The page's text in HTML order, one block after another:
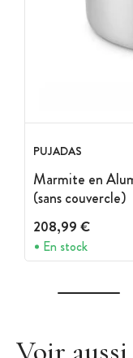
PUJADAS
Marmite en
(sans couvercle)
208,99 €
En stock